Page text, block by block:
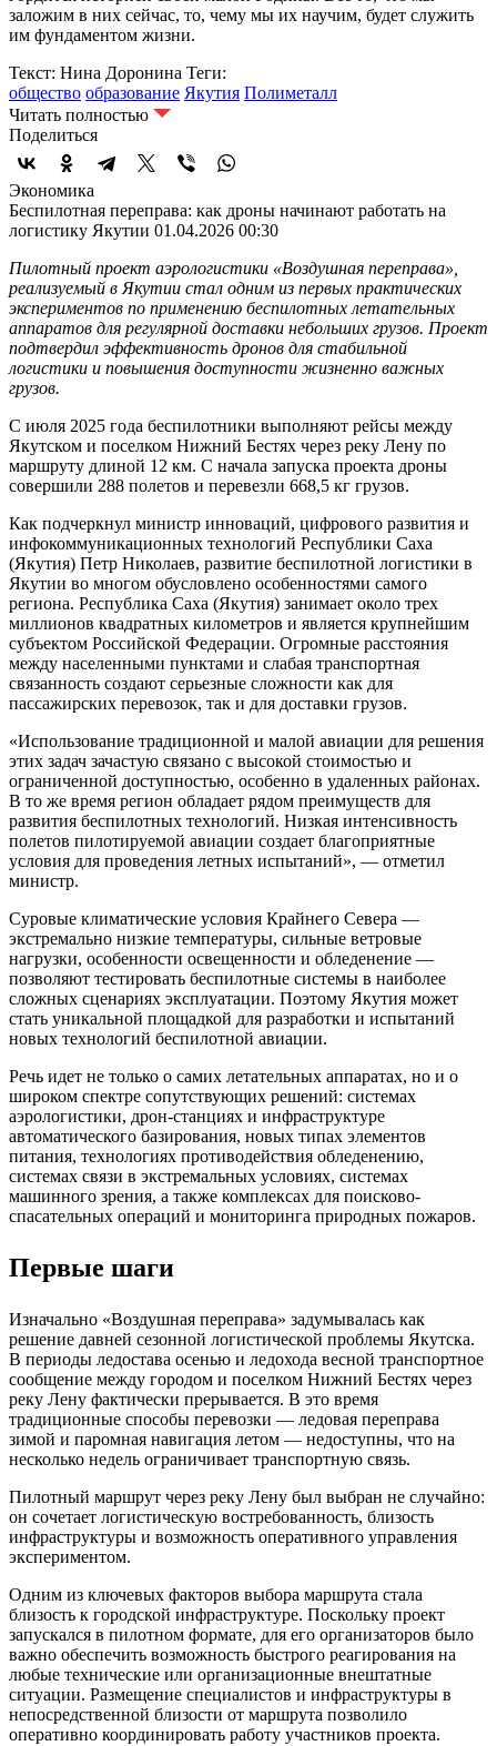
заложим в них сейчас, то, чему мы их научим, будет служить
им фундаментом жизни.
Текст: Нина Доронина Теги:
общество образование Якутия Полиметалл
Читать полностью
Поделиться
Экономика
Беспилотная переправа: как дроны начинают работать на
логистику Якутии 01.04.2026 00:30
Пилотный проект аэрологистики «Воздушная переправа»,
реализуемый в Якутии стал одним из первых практических
экспериментов по применению беспилотных летательных
аппаратов для регулярной доставки небольших грузов. Проект
подтвердил эффективность дронов для стабильной
логистики и повышения доступности жизненно важных
грузов.
С июля 2025 года беспилотники выполняют рейсы между
Якутском и поселком Нижний Бестях через реку Лену по
маршруту длиной 12 км. С начала запуска проекта дроны
совершили 288 полетов и перевезли 668,5 кг грузов.
Как подчеркнул министр инноваций, цифрового развития и
инфокоммуникационных технологий Республики Саха
(Якутия) Петр Николаев, развитие беспилотной логистики в
Якутии во многом обусловлено особенностями самого
региона. Республика Саха (Якутия) занимает около трех
миллионов квадратных километров и является крупнейшим
субъектом Российской Федерации. Огромные расстояния
между населенными пунктами и слабая транспортная
связанность создают серьезные сложности как для
пассажирских перевозок, так и для доставки грузов.
«Использование традиционной и малой авиации для решения
этих задач зачастую связано с высокой стоимостью и
ограниченной доступностью, особенно в удаленных районах.
В то же время регион обладает рядом преимуществ для
развития беспилотных технологий. Низкая интенсивность
полетов пилотируемой авиации создает благоприятные
условия для проведения летных испытаний», — отметил
министр.
Суровые климатические условия Крайнего Севера —
экстремально низкие температуры, сильные ветровые
нагрузки, особенности освещенности и обледенение —
позволяют тестировать беспилотные системы в наиболее
сложных сценариях эксплуатации. Поэтому Якутия может
стать уникальной площадкой для разработки и испытаний
новых технологий беспилотной авиации.
Речь идет не только о самих летательных аппаратах, но и о
широком спектре сопутствующих решений: системах
аэрологистики, дрон-станциях и инфраструктуре
автоматического базирования, новых типах элементов
питания, технологиях противодействия обледенению,
системах связи в экстремальных условиях, системах
машинного зрения, а также комплексах для поисково-
спасательных операций и мониторинга природных пожаров.
Первые шаги
Изначально «Воздушная переправа» задумывалась как
решение давней сезонной логистической проблемы Якутска.
В периоды ледостава осенью и ледохода весной транспортное
сообщение между городом и поселком Нижний Бестях через
реку Лену фактически прерывается. В это время
традиционные способы перевозки — ледовая переправа
зимой и паромная навигация летом — недоступны, что на
несколько недель ограничивает транспортную связь.
Пилотный маршрут через реку Лену был выбран не случайно:
он сочетает логистическую востребованность, близость
инфраструктуры и возможность оперативного управления
экспериментом.
Одним из ключевых факторов выбора маршрута стала
близость к городской инфраструктуре. Поскольку проект
запускался в пилотном формате, для его организаторов было
важно обеспечить возможность быстрого реагирования на
любые технические или организационные внештатные
ситуации. Размещение специалистов и инфраструктуры в
непосредственной близости от маршрута позволило
оперативно координировать работу участников проекта.